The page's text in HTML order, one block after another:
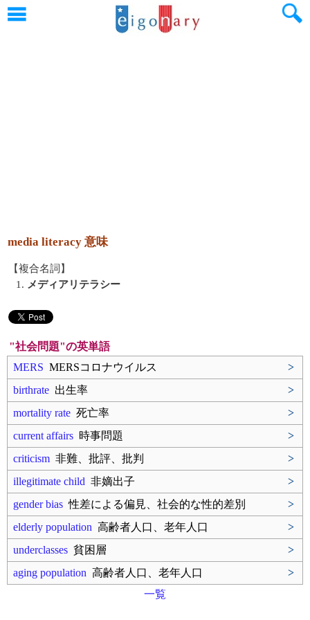
media literacy 意味
【複合名詞】
1. メディアリテラシー
"社会問題"の英単語
MERS MERSコロナウイルス
>
birthrate 出生率
>
mortality rate 死亡率
>
current affairs 時事問題
>
criticism 非難、批評、批判
>
illegitimate child 非嫡出子
>
gender bias 性差による偏見、社会的な性的差別
>
elderly population 高齢者人口、老年人口
>
underclasses 貧困層
>
aging population 高齢者人口、老年人口
>
一覧